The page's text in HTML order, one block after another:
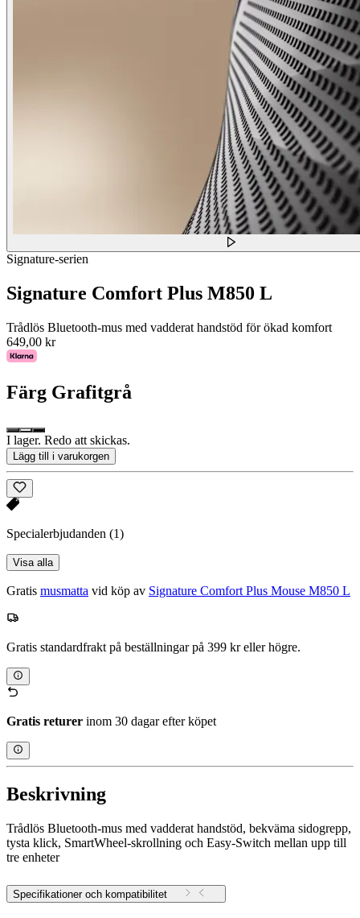
Signature-serien
Signature Comfort Plus M850 L
Trådlös Bluetooth-mus med vadderat handstöd för ökad komfort
649,00 kr
Färg Grafitgrå
I lager. Redo att skickas.
Lägg till i varukorgen
Specialerbjudanden (1)
Visa alla
Gratis musmatta vid köp av Signature Comfort Plus Mouse M850 L
Gratis standardfrakt på beställningar på 399 kr eller högre.
Gratis returer inom 30 dagar efter köpet
Beskrivning
Trådlös Bluetooth-mus med vadderat handstöd, bekväma sidogrepp,
tysta klick, SmartWheel-skrollning och Easy-Switch mellan upp till
tre enheter
Specifikationer och kompatibilitet